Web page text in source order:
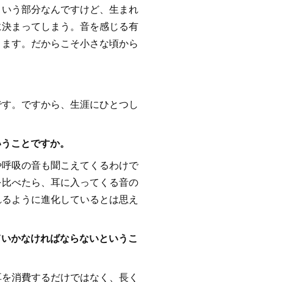
う部分なんですけど、生まれ
まってしまう。音を感じる有
す。だからこそ小さな頃から
。ですから、生涯にひとつし
ことですか。
吸の音も聞こえてくるわけで
べたら、耳に入ってくる音の
ように進化しているとは思え
かなければならないというこ
消費するだけではなく、長く